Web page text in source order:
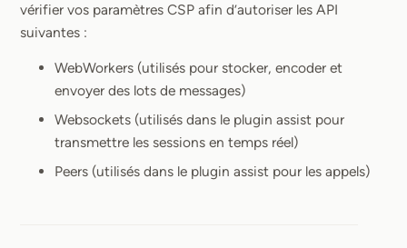
vérifier vos paramètres CSP afin d’autoriser les API
suivantes :
WebWorkers (utilisés pour stocker, encoder et
envoyer des lots de messages)
Websockets (utilisés dans le plugin assist pour
transmettre les sessions en temps réel)
Peers (utilisés dans le plugin assist pour les appels)